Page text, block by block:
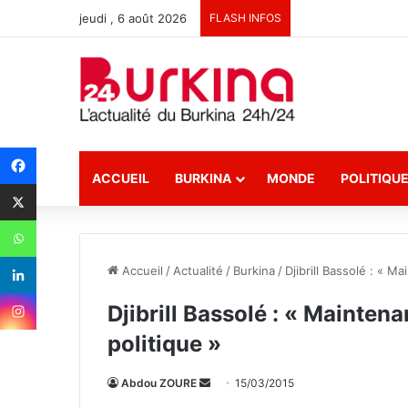
jeudi , 6 août 2026 FLASH INFOS
ACCUEIL BURKINA MONDE POLITIQUE
Accueil / Actualité / Burkina / Djibrill Bassolé : «
Djibrill Bassolé : «
politique »
Abdou ZOURE 15/03/2015